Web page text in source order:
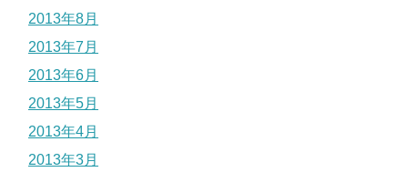
2013年8月
2013年7月
2013年6月
2013年5月
2013年4月
2013年3月